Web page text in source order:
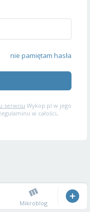
nie pamiętam hasła
serwisu Wykop.pl w jego
w całości,
Mikroblog